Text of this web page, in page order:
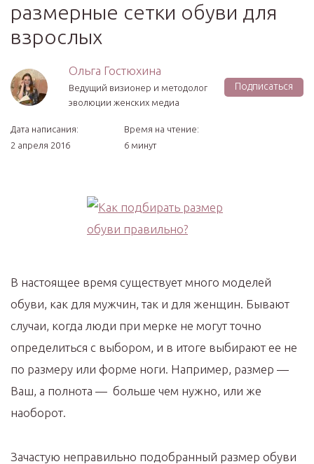
размерные сетки обуви для
взрослых
Ольга Гостюхина
Ведущий визионер и методолог
эволюции женских медиа
Подписаться
Дата написания:
2 апреля 2016
Время на чтение:
6 минут
В настоящее время существует много моделей
обуви, как для мужчин, так и для женщин. Бывают
случаи, когда люди при мерке не могут точно
определиться с выбором, и в итоге выбирают ее не
по размеру или форме ноги. Например, размер —
Ваш, а полнота — больше чем нужно, или же
наоборот.
Зачастую неправильно подобранный размер обуви